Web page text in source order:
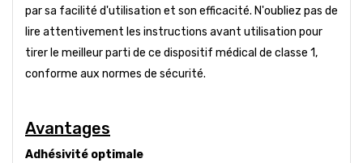
par sa facilité d'utilisation et son efficacité. N'oubliez pas de
lire attentivement les instructions avant utilisation pour
tirer le meilleur parti de ce dispositif médical de classe 1,
conforme aux normes de sécurité.
Avantages
Adhésivité optimale